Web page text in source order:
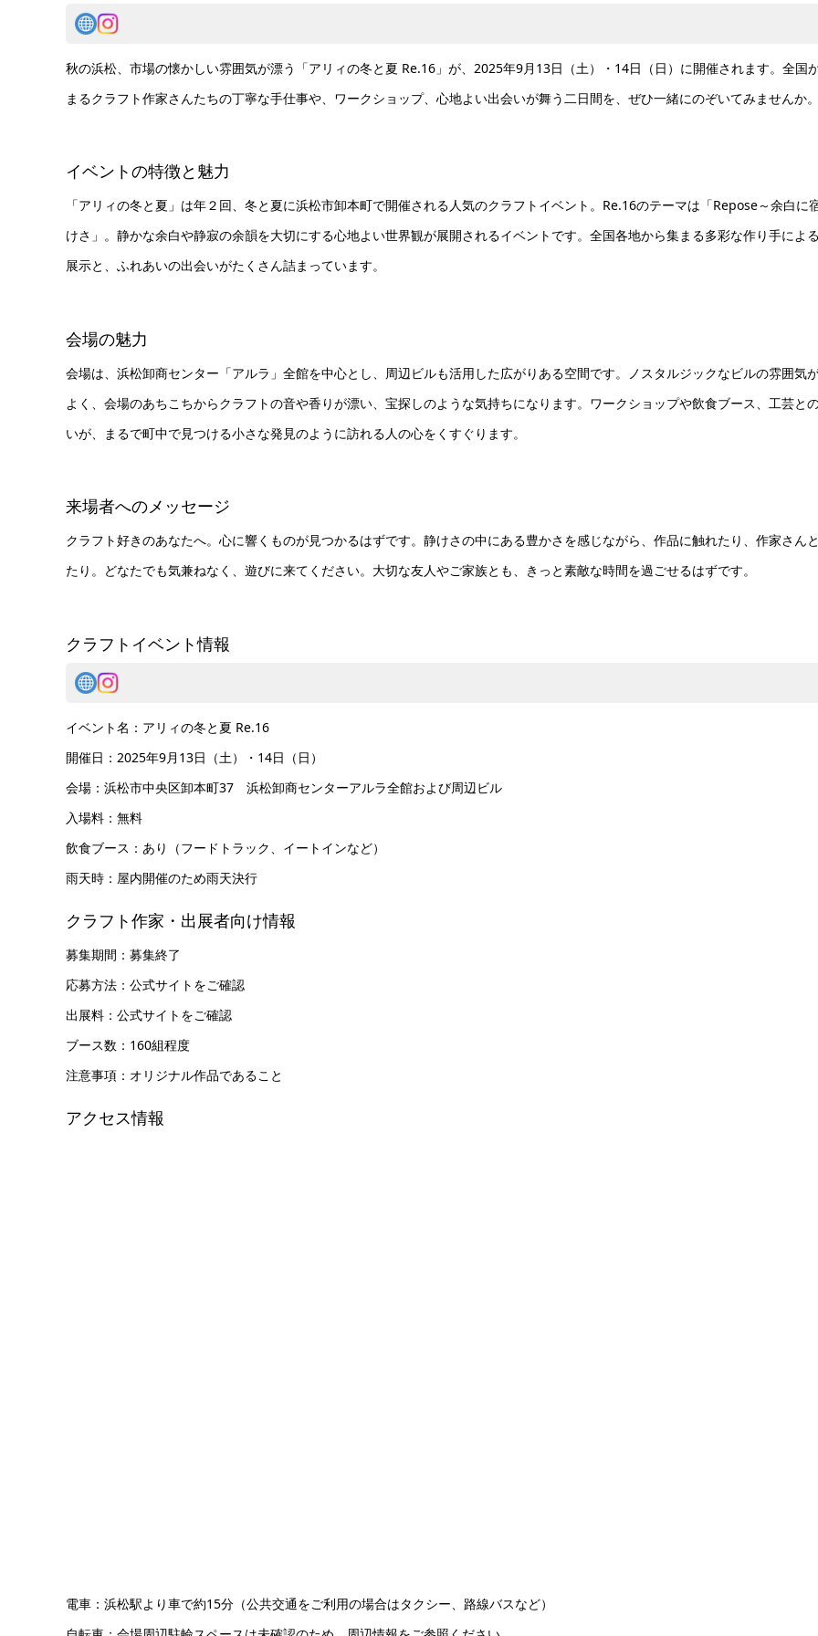
秋の浜松、市場の懐かしい雰囲気が漂う「アリィの冬と夏 Re.16」が、2025年9月13日（土）・14日（日）に開催されます。全国
まるクラフト作家さんたちの丁寧な手仕事や、ワークショップ、心地よい出会いが舞う二日間を、ぜひ一緒にのぞいてみませんか
イベントの特徴と魅力
「アリィの冬と夏」は年２回、冬と夏に浜松市卸本町で開催される人気のクラフトイベント。Re.16のテーマは「Repose～余白に
けさ」。静かな余白や静寂の余韻を大切にする心地よい世界観が展開されるイベントです。全国各地から集まる多彩な作り手によ
展示と、ふれあいの出会いがたくさん詰まっています。
会場の魅力
会場は、浜松卸商センター「アルラ」全館を中心とし、周辺ビルも活用した広がりある空間です。ノスタルジックなビルの雰囲気
よく、会場のあちこちからクラフトの音や香りが漂い、宝探しのような気持ちになります。ワークショップや飲食ブース、工芸と
いが、まるで町中で見つける小さな発見のように訪れる人の心をくすぐります。
来場者へのメッセージ
クラフト好きのあなたへ。心に響くものが見つかるはずです。静けさの中にある豊かさを感じながら、作品に触れたり、作家さん
たり。どなたでも気兼ねなく、遊びに来てください。大切な友人やご家族とも、きっと素敵な時間を過ごせるはずです。
クラフトイベント情報
イベント名：アリィの冬と夏 Re.16
開催日：2025年9月13日（土）・14日（日）
会場：浜松市中央区卸本町37 浜松卸商センターアルラ全館および周辺ビル
入場料：無料
飲食ブース：あり（フードトラック、イートインなど）
雨天時：屋内開催のため雨天決行
クラフト作家・出展者向け情報
募集期間：募集終了
応募方法：公式サイトをご確認
出展料：公式サイトをご確認
ブース数：160組程度
注意事項：オリジナル作品であること
アクセス情報
電車：浜松駅より車で約15分（公共交通をご利用の場合はタクシー、路線バスなど）